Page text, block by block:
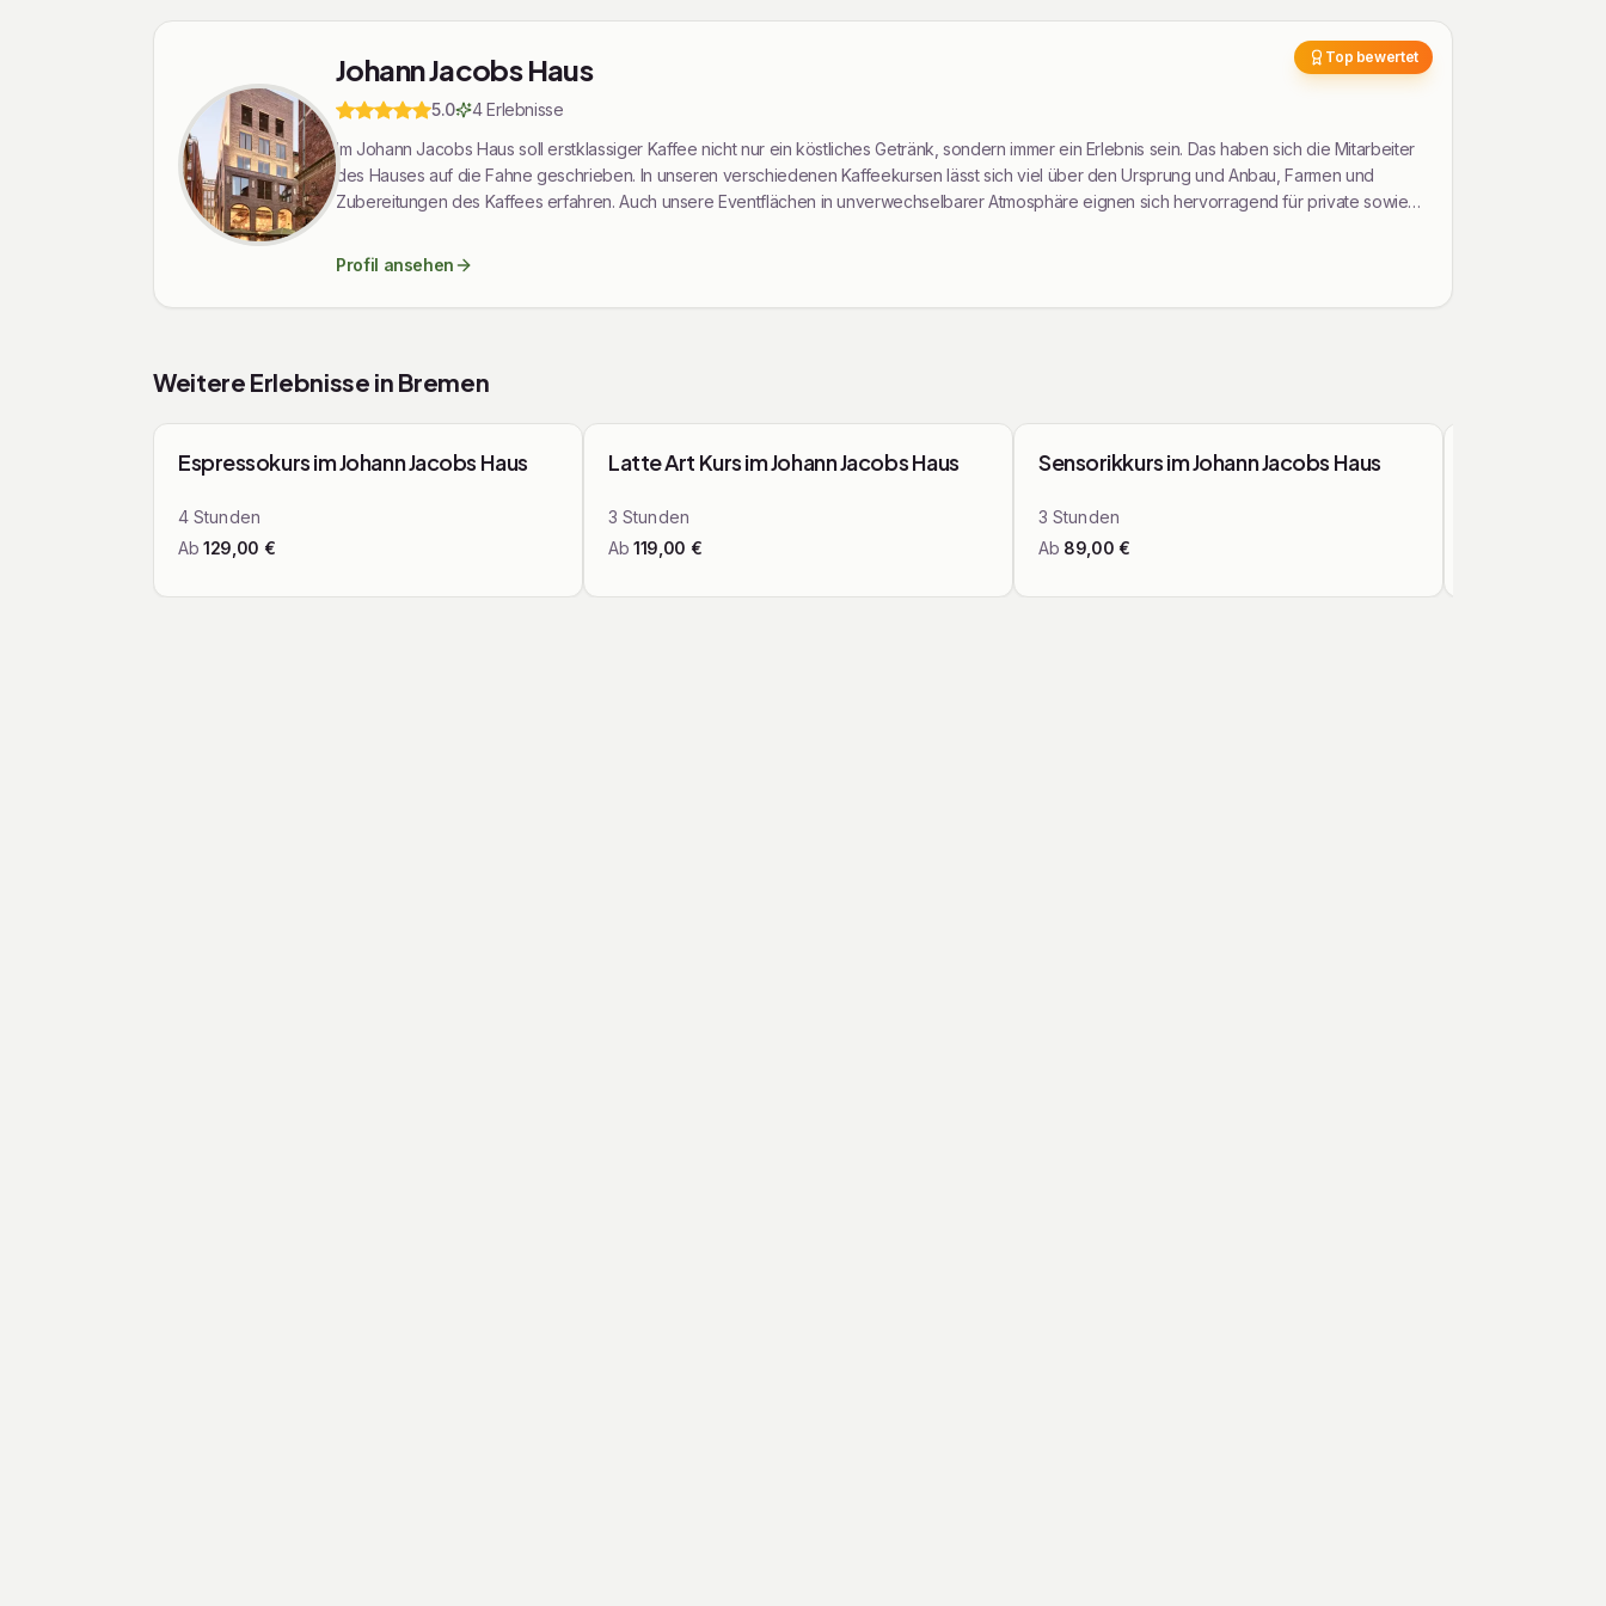
Top bewertet
Johann Jacobs Haus
5.0 4Erlebnisse
Im Johann Jacobs Haus soll erstklassiger Kaffee nicht nur ein köstliches Getränk, sondern immer ein Erlebnis sein. Das haben sich die Mitarbeiter
des Hauses auf die Fahne geschrieben. In unseren verschiedenen Kaffeekursen lässt sich viel über den Ursprung und Anbau, Farmen und
Zubereitungen des Kaffees erfahren. Auch unsere Eventflächen in unverwechselbarer Atmosphäre eignen sich hervorragend für private sowie
Profil ansehen
Weitere Erlebnisse in Bremen
Mit den Pfeiltasten navigieren
Kurse & Workshops
Espressokurs im Johann Jacobs Haus
4 Stunden
Ab 129,00 €
Kurse & Workshops
Latte Art Kurs im Johann Jacobs Haus
3 Stunden
Ab 119,00 €
Kurse & Workshops
Sensorikkurs im Johann Jacobs Haus
3 Stunden
Ab 89,00 €